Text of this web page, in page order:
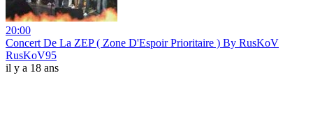
20:00
Concert De La ZEP ( Zone D'Espoir Prioritaire ) By RusKoV
RusKoV95
il y a 18 ans